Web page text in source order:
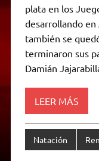
plata en los
desarrollando en
también se
terminaron sus
Damián
LEER MÁS
Natación